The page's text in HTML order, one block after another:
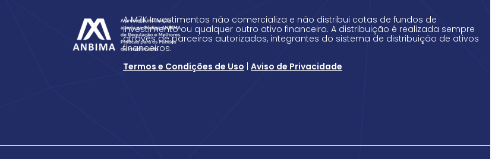
A MZK Investimentos não comercializa e não distribui cotas de fundos de
investimento ou qualquer outro ativo financeiro. A distribuição é realizada sempre
através de parceiros autorizados, integrantes do sistema de distribuição de ativos
financeiros.
Termos e Condições de Uso Aviso de Privacidade